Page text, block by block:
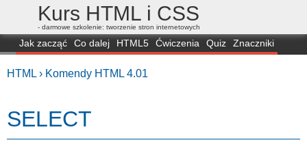
Kurs HTML i CSS
- darmowe szkolenie: tworzenie stron internetowych
Jak zacząć Co dalej HTML5 Ćwiczenia Quiz
Znaczniki
HTML › Komendy HTML 4.01
SELECT